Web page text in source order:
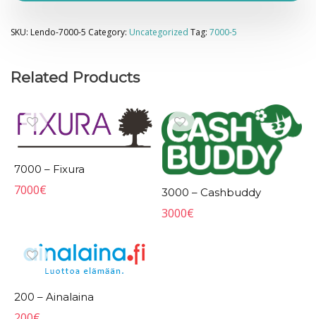
SKU: Lendo-7000-5 Category: Uncategorized Tag: 7000-5
Related Products
7000 – Fixura
7000€ 3000 – Cashbuddy
3000€
200 – Ainalaina